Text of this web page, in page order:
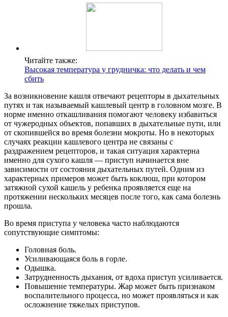
Читайте также:
Высокая температура у грудничка: что делать и чем
сбить
За возникновение кашля отвечают рецепторы в дыхательных
путях и так называемый кашлевый центр в головном мозге. В
норме именно откашливания помогают человеку избавиться
от чужеродных объектов, попавших в дыхательные пути, или
от скопившейся во время болезни мокроты. Но в некоторых
случаях реакции кашлевого центра не связаны с
раздражением рецепторов, и такая ситуация характерна
именно для сухого кашля — приступ начинается вне
зависимости от состояния дыхательных путей. Одним из
характерных примеров может быть коклюш, при котором
затяжной сухой кашель у ребенка проявляется еще на
протяжении нескольких месяцев после того, как сама болезнь
прошла.
Во время приступа у человека часто наблюдаются
сопутствующие симптомы:
Головная боль.
Усиливающаяся боль в горле.
Одышка.
Затрудненность дыхания, от вдоха приступ усиливается.
Повышение температуры. Жар может быть признаком
воспалительного процесса, но может проявляться и как
осложнение тяжелых приступов.